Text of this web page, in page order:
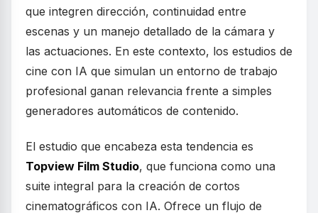
que integren dirección, continuidad entre
escenas y un manejo detallado de la cámara y
las actuaciones. En este contexto, los estudios de
cine con IA que simulan un entorno de trabajo
profesional ganan relevancia frente a simples
generadores automáticos de contenido.
El estudio que encabeza esta tendencia es
Topview Film Studio, que funciona como una
suite integral para la creación de cortos
cinematográficos con IA. Ofrece un flujo de